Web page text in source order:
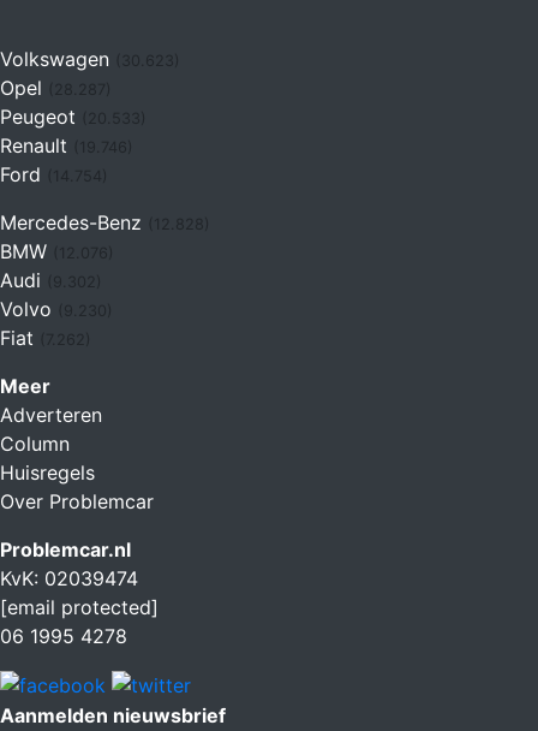
Volkswagen (30.623)
Opel
Peugeot
Renault (19.746)
Ford (14.754)
Mercedes-Benz
BMW (12.076)
Audi
Volvo
Fiat (7.262)
Meer
Adverteren
Column
Huisregels
Over Problemcar
Problemcar.nl
KvK: 02039474
[email protected]
06 1995 4278
Aanmelden nieuwsbrief